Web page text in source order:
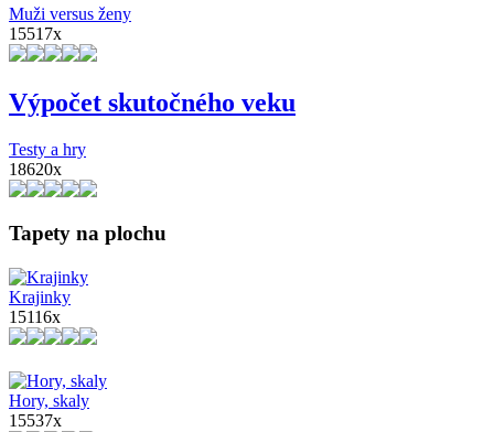
Muži versus ženy
15517x
Výpočet skutočného veku
Testy a hry
18620x
Tapety na plochu
Krajinky
15116x
Hory, skaly
15537x